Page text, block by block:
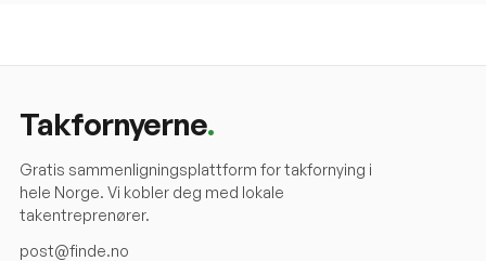
Takfornyerne.
Gratis sammenligningsplattform for takfornying i
hele Norge. Vi kobler deg med lokale
takentreprenører.
post@finde.no